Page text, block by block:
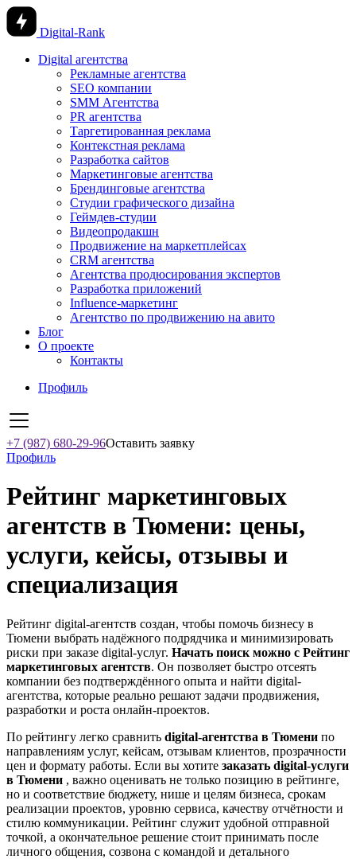
Digital-Rank
Digital агентства
Рекламные агентства
SEO компании
SMM Агентства
PR агентства
Таргетированная реклама
Контекстная реклама
Разработка сайтов
Маркетинговые агентства
Брендинговые агентства
Студии графического дизайна
Геймдев-студии
Видеопродакшн
Продвижение на маркетплейсах
CRM агентства
Агентства продюсирования экспертов
Разработка приложений
Influence-маркетинг
Агентство по продвижению на авито
Блог
О проекте
Контакты
Профиль
+7 (987) 680-29-96Оставить заявку
Профиль
Рейтинг маркетинговых
агентств в Тюмени: цены,
услуги, кейсы, отзывы и
специализация
Рейтинг digital-агентств создан, чтобы помочь бизнесу в
Тюмени выбрать надёжного подрядчика и минимизировать
риски при заказе digital-услуг. Начать поиск можно с Рейтинг
маркетинговых агентств. Он позволяет быстро отсеять
компании без подтверждённого опыта и найти digital-
агентства, которые реально решают задачи продвижения,
разработки и роста онлайн-проектов.
По рейтингу легко сравнить digital-агентства в Тюмени по
направлениям услуг, кейсам, отзывам клиентов, прозрачности
цен и формату работы. Если вы хотите заказать digital-услуги
в Тюмени , важно оценивать не только позицию в рейтинге,
но и соответствие бюджету, нише и целям бизнеса, срокам
реализации проектов, уровню сервиса, качеству отчётности и
стилю коммуникации. Рейтинг служит удобной отправной
точкой, а окончательное решение стоит принимать после
личного общения, созвона с командой и детального